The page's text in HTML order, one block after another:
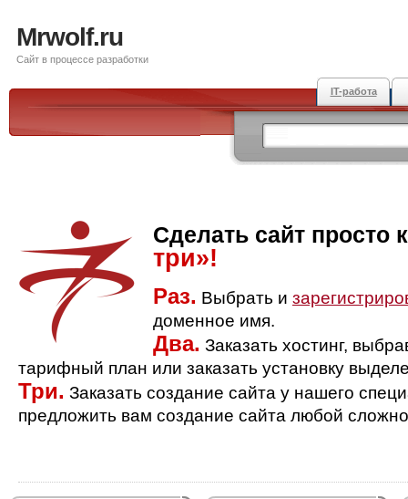
Mrwolf.ru
Сайт в процессе разработки
IT-работа
Сделать сайт просто
три»!
Раз. Выбрать и
доменное имя.
Два. Заказать хостинг,
тарифный план или заказать установку
Три. Заказать создание сайта у нашего
предложить вам создание сайта любой